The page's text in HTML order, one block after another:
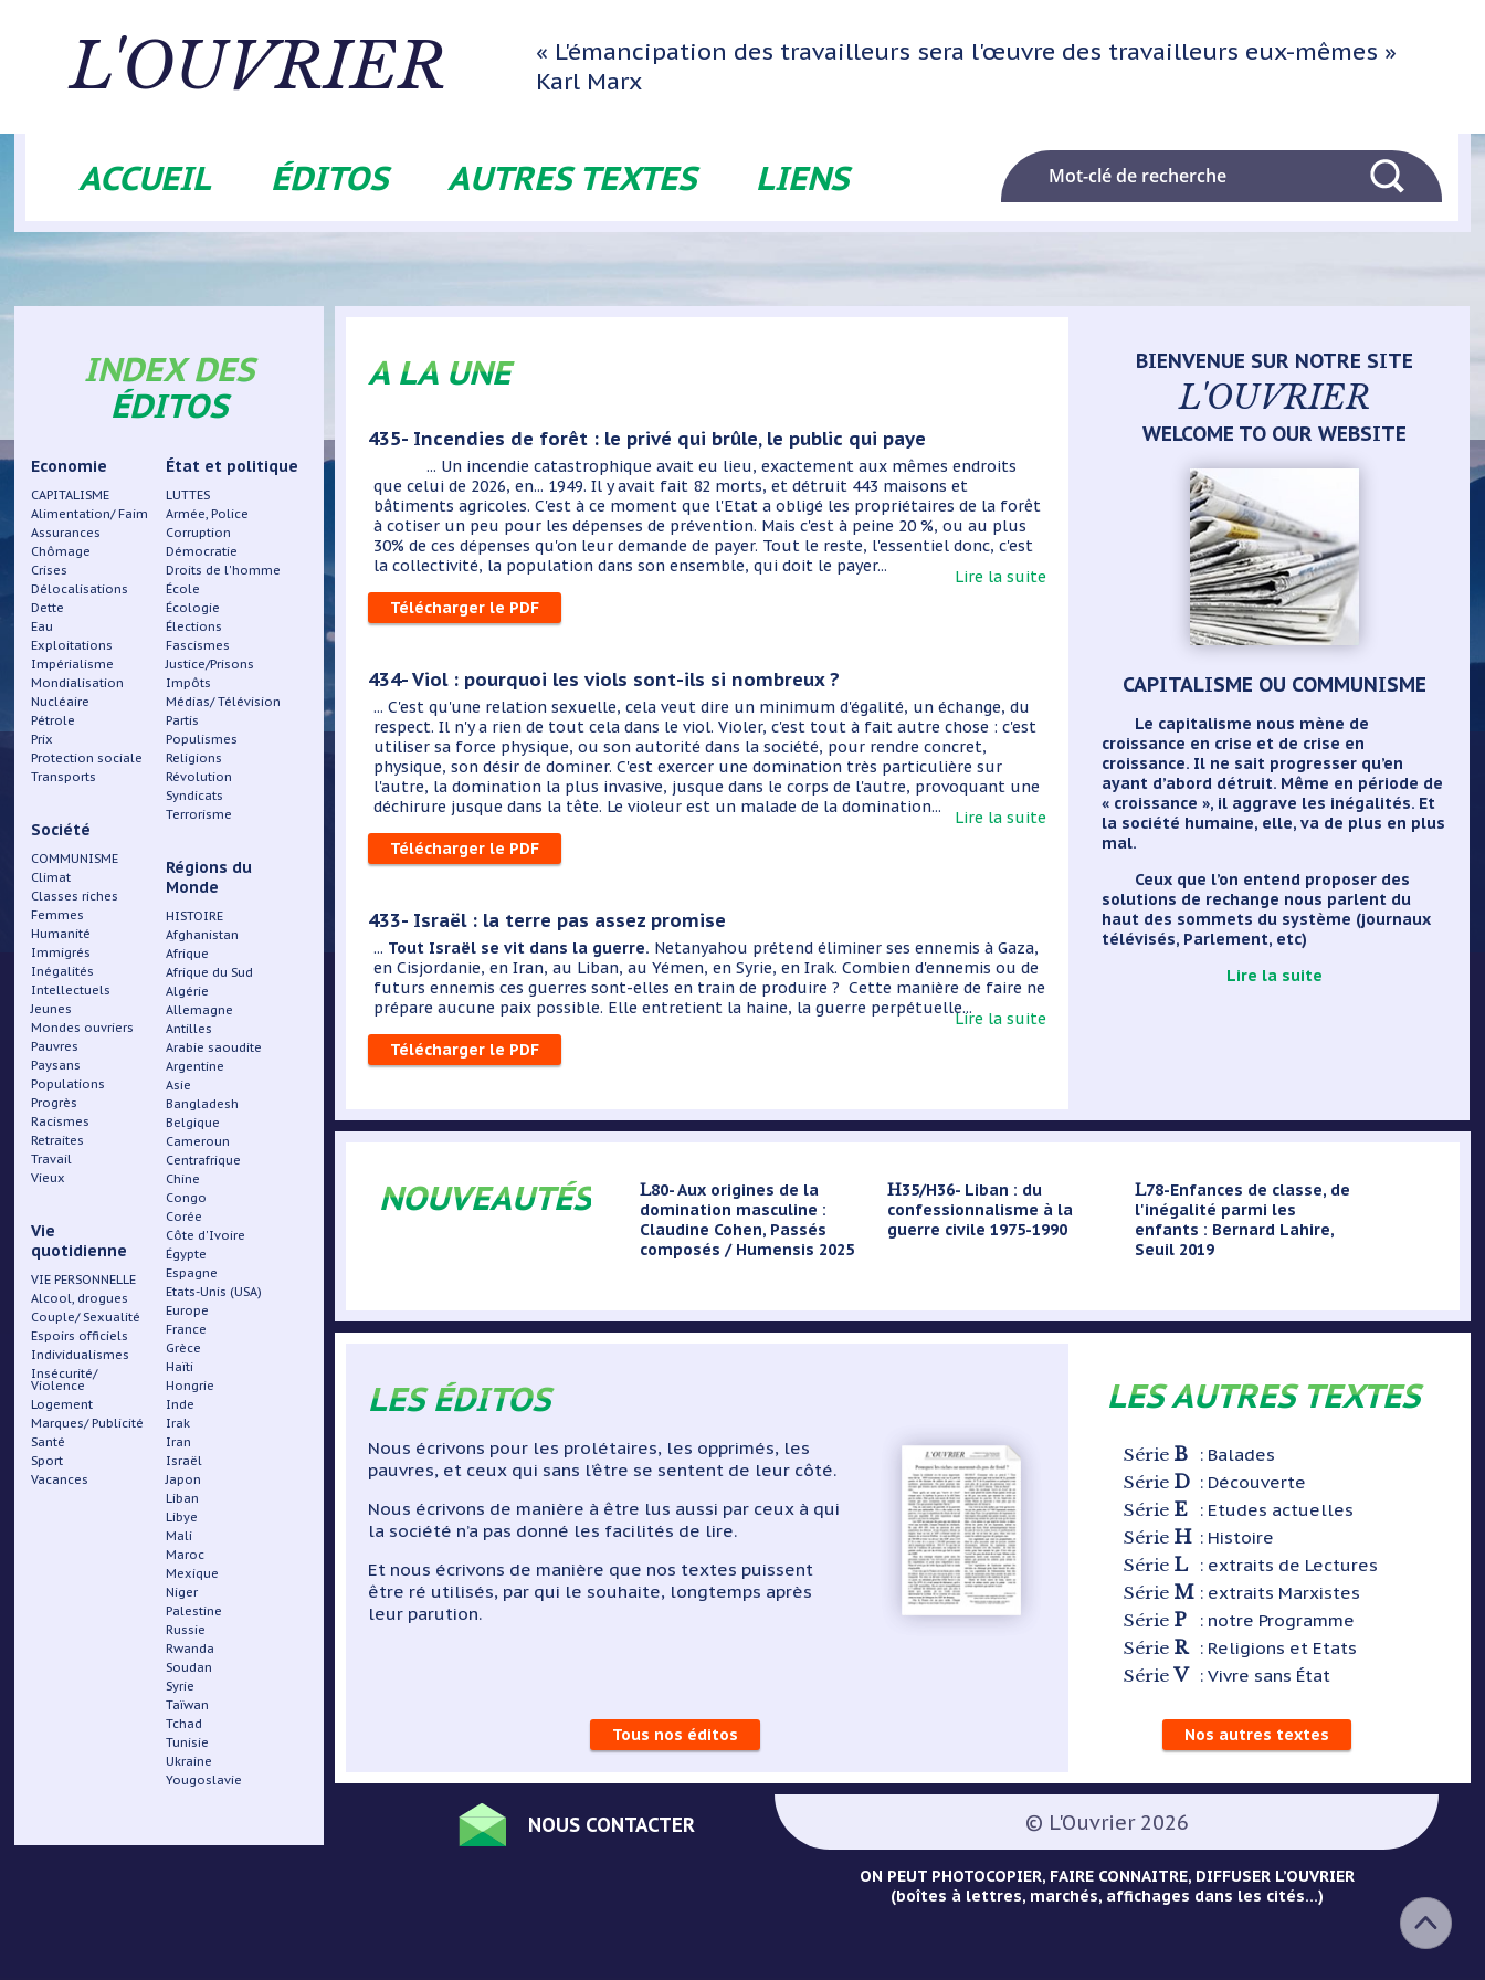
L'OUVRIER
« L'émancipation des travailleurs sera l'œuvre des travailleurs eux-mêmes »
Karl Marx
Navigation
ACCUEIL ÉDITOS AUTRES TEXTES LIENS Rechercher
INDEX DES
ÉDITOS
Economie
CAPITALISME
Alimentation/ Faim
Assurances
Chômage
Crises
Délocalisations
Dette
Eau
Exploitations
Impérialisme
Mondialisation
Nucléaire
Pétrole
Prix
Protection sociale
Transports
Société
COMMUNISME
Climat
Classes riches
Femmes
Humanité
Immigrés
Inégalités
Intellectuels
Jeunes
Mondes ouvriers
Pauvres
Paysans
Populations
Progrès
Racismes
Retraites
Travail
Vieux
Vie
quotidienne
VIE PERSONNELLE
Alcool, drogues
Couple/ Sexualité
Espoirs officiels
Individualismes
Insécurité/
Violence
Logement
Marques/ Publicité
Santé
Sport
Vacances
État et politique
LUTTES
Armée, Police
Corruption
Démocratie
Droits de l'homme
École
Écologie
Élections
Fascismes
Justice/Prisons
Impôts
Médias/ Télévision
Partis
Populismes
Religions
Révolution
Syndicats
Terrorisme
Régions du
Monde
HISTOIRE
Afghanistan
Afrique
Afrique du Sud
Algérie
Allemagne
Antilles
Arabie saoudite
Argentine
Asie
Bangladesh
Belgique
Cameroun
Centrafrique
Chine
Congo
Corée
Côte d'Ivoire
Égypte
Espagne
Etats-Unis (USA)
Europe
France
Grèce
Haïti
Hongrie
Inde
Irak
Iran
Israël
Japon
Liban
Libye
Mali
Maroc
Mexique
Niger
Palestine
Russie
Rwanda
Soudan
Syrie
Taïwan
Tchad
Tunisie
Ukraine
Yougoslavie
A LA UNE
435- Incendies de forêt : le privé qui brûle, le public qui paye
... Un incendie catastrophique avait eu lieu, exactement aux mêmes endroits
que celui de 2026, en... 1949. Il y avait fait 82 morts, et détruit 443 maisons et
bâtiments agricoles. C'est à ce moment que l'Etat a obligé les propriétaires de la forêt
à cotiser un peu pour les dépenses de prévention. Mais c'est à peine 20 %, ou au plus
30% de ces dépenses qu'on leur demande de payer. Tout le reste, l'essentiel donc, c'est
la collectivité, la population dans son ensemble, qui doit le payer...
Lire la suite
Télécharger le PDF
434- Viol : pourquoi les viols sont-ils si nombreux ?
...C'est qu'une relation sexuelle, cela veut dire un minimum d'égalité, un échange, du
respect. Il n'y a rien de tout cela dans le viol. Violer, c'est tout à fait autre chose : c'est
utiliser sa force physique, ou son autorité dans la société, pour rendre concret,
physique, son désir de dominer. C'est exercer une domination très particulière sur
l'autre, la domination la plus invasive, jusque dans le corps de l'autre, provoquant une
déchirure jusque dans la tête. Le violeur est un malade de la domination...
Lire la suite
Télécharger le PDF
433- Israël : la terre pas assez promise
... Tout Israël se vit dans la guerre. Netanyahou prétend éliminer ses ennemis à Gaza,
en Cisjordanie, en Iran, au Liban, au Yémen, en Syrie, en Irak. Combien d'ennemis ou de
futurs ennemis ces guerres sont-elles en train de produire ? Cette manière de faire ne
prépare aucune paix possible. Elle entretient la haine, la guerre perpétuelle...
Lire la suite
Télécharger le PDF
BIENVENUE SUR NOTRE SITE
L'OUVRIER
WELCOME TO OUR WEBSITE
CAPITALISME OU COMMUNISME
Le capitalisme nous mène de
croissance en crise et de crise en
croissance. Il ne sait progresser qu’en
ayant d’abord détruit. Même en période de
« croissance », il aggrave les inégalités. Et
la société humaine, elle, va de plus en plus
mal.
Ceux que l’on entend proposer des
solutions de rechange nous parlent du
haut des sommets du système (journaux
télévisés, Parlement, etc)
Lire la suite
NOUVEAUTÉS
L80- Aux origines de la
domination masculine :
Claudine Cohen, Passés
composés / Humensis 2025
H35/H36- Liban : du
confessionnalisme à la
guerre civile 1975-1990
L78-Enfances de classe, de
l'inégalité parmi les
enfants : Bernard Lahire,
Seuil 2019
LES ÉDITOS
Nous écrivons pour les prolétaires, les opprimés, les
pauvres, et ceux qui sans l’être se sentent de leur côté.
Nous écrivons de manière à être lus aussi par ceux à qui
la société n’a pas donné les facilités de lire.
Et nous écrivons de manière que nos textes puissent
être ré utilisés, par qui le souhaite, longtemps après
leur parution.
Tous nos éditos
LES AUTRES TEXTES
Série B : Balades
Série D : Découverte
Série E : Etudes actuelles
Série H : Histoire
Série L : extraits de Lectures
Série M : extraits Marxistes
Série P : notre Programme
Série R : Religions et Etats
Série V : Vivre sans État
Nos autres textes
NOUS CONTACTER © L'Ouvrier 2026
ON PEUT PHOTOCOPIER, FAIRE CONNAITRE, DIFFUSER L’OUVRIER
(boîtes à lettres, marchés, affichages dans les cités...)